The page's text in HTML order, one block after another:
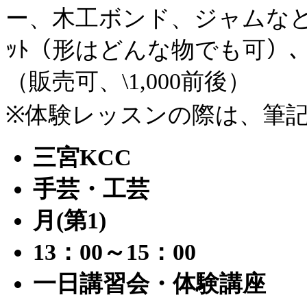
ー、木工ボンド、ジャムな
ｯﾄ（形はどんな物でも可）
（販売可、\1,000前後）
※体験レッスンの際は、筆
三宮KCC
手芸・工芸
月(第1)
13：00～15：00
一日講習会・体験講座